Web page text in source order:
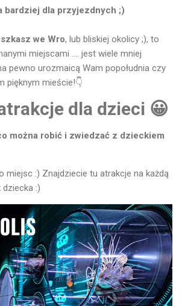
bardziej dla przyjezdnych ;)
we Wro, lub bliskiej okolicy ;), to
miejscami .... jest wiele mniej
pewno urozmaicą Wam popołudnia czy
pięknym mieście!👇
dla dzieci 😀
można robić i zwiedzać z dzieckiem
miejsc :) Znajdziecie tu atrakcje na każdą
dziecka :)